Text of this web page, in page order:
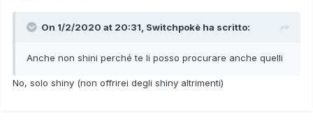
On 1/2/2020 at 20:31, Switchpokè ha scritto:
Anche non shini perché te li posso procurare anche quelli
No, solo shiny (non offrirei degli shiny altrimenti)